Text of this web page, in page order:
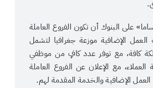
على البنوك أن تكون الفروع العاملة
الإضافية موزعة جغرافيا لتشمل
كافة، مع توفر عدد كافٍ من موظفي
مع الإعلان عن الفروع العاملة
الإضافية والخدمة المقدمة لهم.